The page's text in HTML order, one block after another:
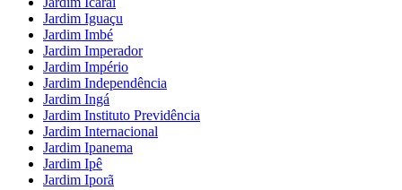
Jardim Iguaçu
Jardim Imbé
Jardim Imperador
Jardim Império
Jardim Independência
Jardim Ingá
Jardim Instituto Previdência
Jardim Internacional
Jardim Ipanema
Jardim Ipê
Jardim Iporã